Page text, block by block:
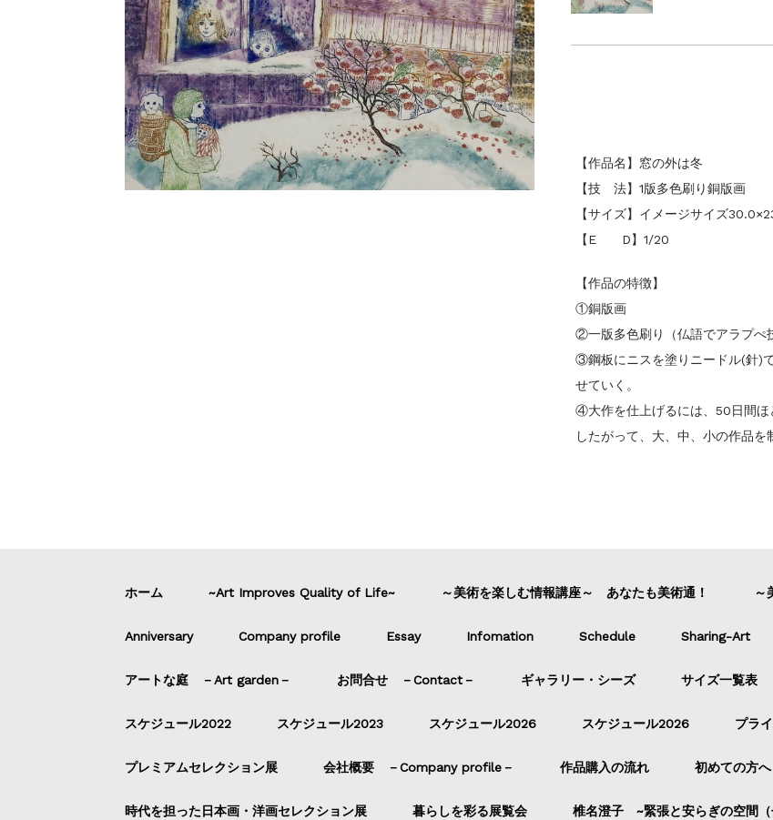
【作品名】窓の外は冬
【技 法】1版多色刷り銅版画
【サイズ】イメージサイズ
【E D】1/20
【作品の特徴】
①銅版画
②一版多色刷り（仏語でアラプぺ
③鋼板にニスを塗りニードル(針)
せていく。
④大作を仕上げるには、50日間ほ
したがって、大、中、小の作品を
ホーム ~Art Improves Quality of Life~ ～美術を楽しむ情報講座～ あなたも美術通！ ～
Anniversary Company profile Essay Infomation Schedule Sharing-Art
アートな庭 －Art garden－ お問合せ －Contact－ ギャラリー・シーズ サイズ一覧表
スケジュール2022 スケジュール2023 スケジュール2026 スケジュール2026 プラ
プレミアムセレクション展 会社概要 －Company profile－ 作品購入の流れ 初めての方へ
時代を担った日本画・洋画セレクション展 暮らしを彩る展覧会 椎名澄子 ~緊張と安らぎの空間（